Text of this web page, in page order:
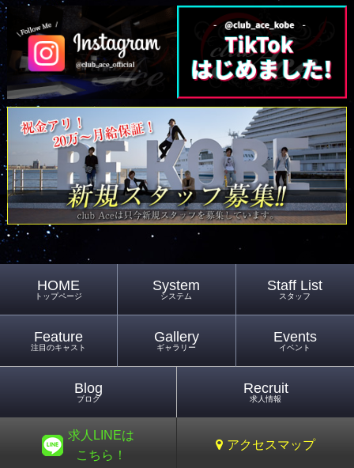
HOME
トップページ
System
システム
Staff List
スタッフ
Feature
注目のキャスト
Gallery
ギャラリー
Events
イベント
Blog
ブログ
Recruit
求人情報
求人LINEは
こちら！
アクセスマップ